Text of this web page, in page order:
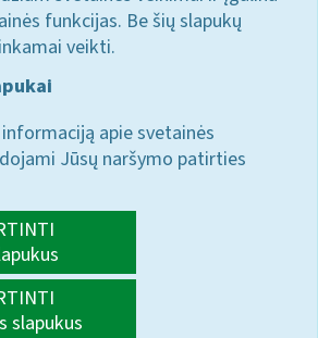
funkcijas. Be šių slapukų
veikti.
apie svetainės
Jūsų naršymo patirties
slapukus